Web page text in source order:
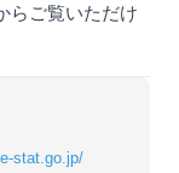
らご覧いただけ
stat.go.jp/